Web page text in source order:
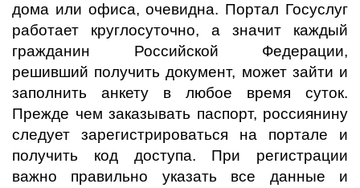
дома или офиса, очевидна. Портал Госуслуг
работает круглосуточно, а значит каждый
гражданин Российской Федерации,
решивший получить документ, может зайти и
заполнить анкету в любое время суток.
Прежде чем заказывать паспорт, россиянину
следует зарегистрироваться на портале и
получить код доступа. При регистрации
важно правильно указать все данные и